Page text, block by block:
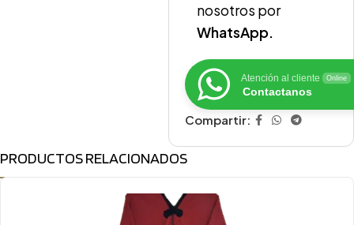
nosotros por
WhatsApp.
Atención al cliente Online
Contactanos
Compartir:
PRODUCTOS RELACIONADOS